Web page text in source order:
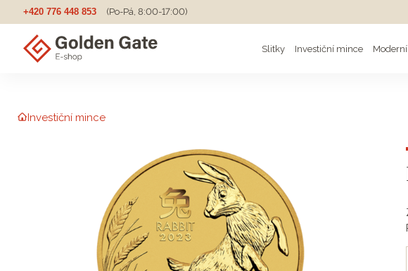
+420 776 448 853 (Po-Pá, 8:00-17:00)
Slitky Investiční mince
Investiční mince